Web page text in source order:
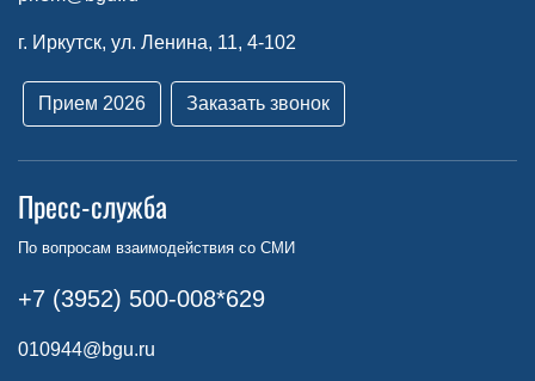
г. Иркутск, ул. Ленина, 11, 4-102
Прием 2026 Заказать звонок
Пресс-служба
По вопросам взаимодействия со СМИ
+7 (3952) 500-008*629
010944@bgu.ru